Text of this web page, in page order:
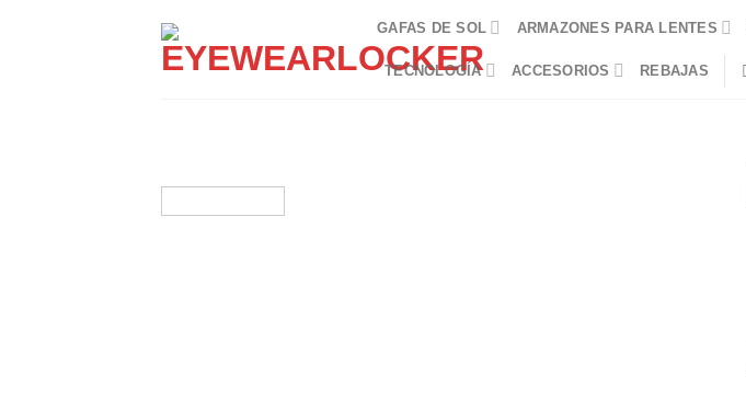
GAFAS DE SOL ARMAZONES PARA LENTES
TECNOLOGÍA ACCESORIOS REBAJAS